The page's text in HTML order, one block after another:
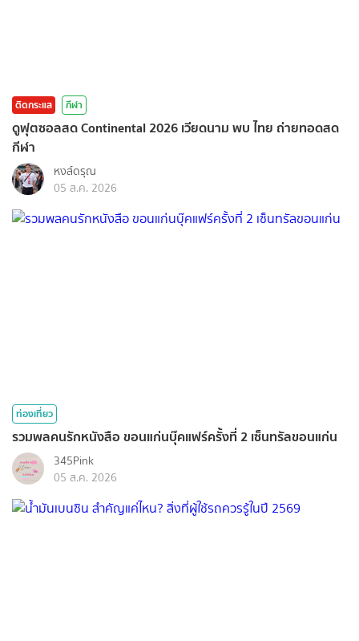
ติดกระแส กีฬา
ดูฟุตซอลสด Continental 2026 เวียดนาม พบ ไทย ถ่ายทอดสด
กีฬา
หงส์ดรุณ
05 ส.ค. 2026
ท่องเที่ยว
รวมพลคนรักหนังสือ ขอนแก่นบุ๊คแฟร์ครั้งที่ 2 เซ็นทรัลขอนแก่น
345Pink
05 ส.ค. 2026